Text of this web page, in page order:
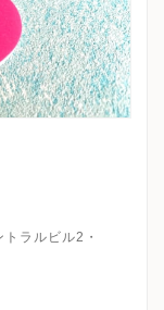
ラルビル2・